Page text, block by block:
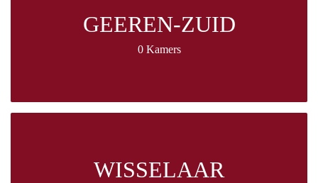
GEEREN-ZUID
0 Kamers
WISSELAAR